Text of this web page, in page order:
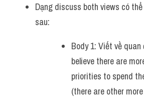
Dạng discuss both views có
sau:
Body 1: Viết về
believe there are
priorities to spend
(there are other